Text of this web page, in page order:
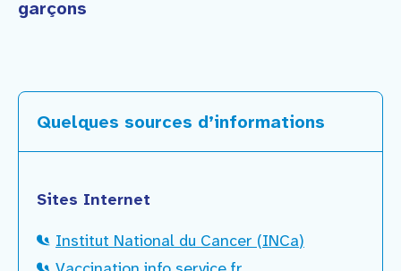
garçons
Quelques sources d’informations
Sites Internet
Institut National du Cancer (INCa)